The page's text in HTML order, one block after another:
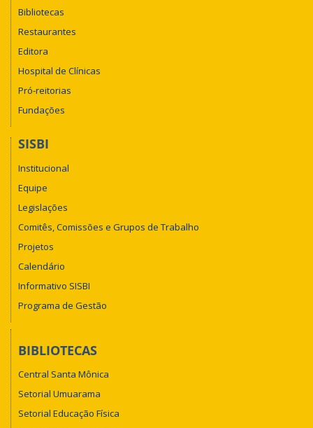
Bibliotecas
Restaurantes
Editora
Hospital de Clínicas
Pró-reitorias
Fundações
SISBI
Institucional
Equipe
Legislações
Comitês, Comissões e Grupos de Trabalho
Projetos
Calendário
Informativo SISBI
Programa de Gestão
BIBLIOTECAS
Central Santa Mônica
Setorial Umuarama
Setorial Educação Física